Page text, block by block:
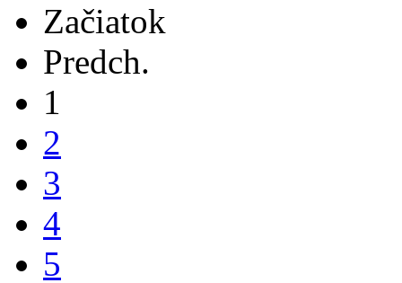
Začiatok
Predch.
1
2
3
4
5